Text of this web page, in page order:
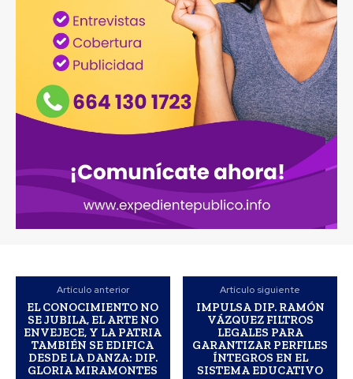
Artículo anterior
EL CONOCIMIENTO NO
SE JUBILA, EL ARTE NO
ENVEJECE, Y LA PATRIA
TAMBIÉN SE EDIFICA
DESDE LA DANZA: DIP.
GLORIA MIRAMONTES
Artículo siguiente
IMPULSA DIP. RAMÓN
VÁZQUEZ FILTROS
LEGALES PARA
GARANTIZAR PERFILES
ÍNTEGROS EN EL
SISTEMA EDUCATIVO